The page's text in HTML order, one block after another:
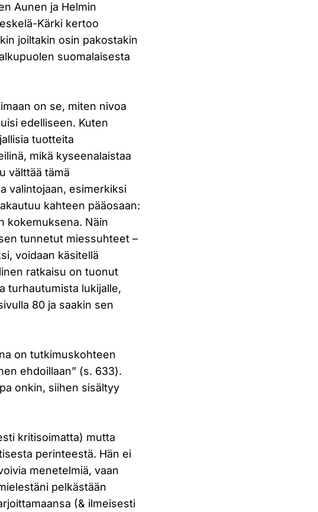
Aunen ja Helmin
Kärki kertoo
joiltakin osin pakostakin
suomalaisesta
on se, miten nivoa
edelliseen. Kuten
tuotteita
mikä kyseenalaistaa
välttää tämä
valintojaan, esimerkiksi
kahteen pääosaan:
kokemuksena. Näin
tunnetut miessuhteet –
voidaan käsitellä
ratkaisu on tuonut
turhautumista lukijalle,
80 ja saakin sen
on tutkimuskohteen
ehdoillaan” (s. 633).
onkin, siihen sisältyy
kritisoimatta) mutta
perinteestä. Hän ei
menetelmiä, vaan
pelkästään
(& ilmeisesti